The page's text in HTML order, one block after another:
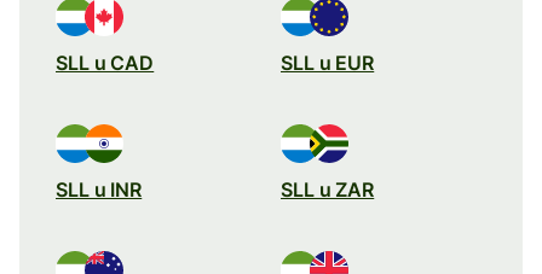
SLL u CAD SLL u EUR
SLL u INR SLL u ZAR